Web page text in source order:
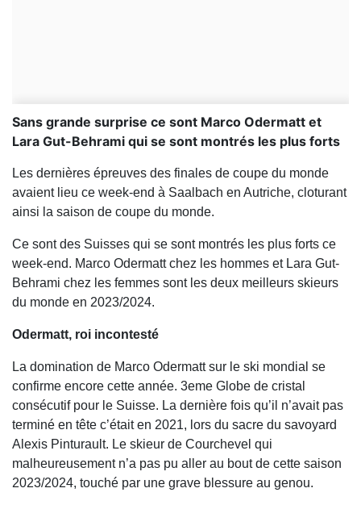
Sans grande surprise ce sont Marco Odermatt et
Lara Gut-Behrami qui se sont montrés les plus forts
Les dernières épreuves des finales de coupe du monde
avaient lieu ce week-end à Saalbach en Autriche, cloturant
ainsi la saison de coupe du monde.
Ce sont des Suisses qui se sont montrés les plus forts ce
week-end. Marco Odermatt chez les hommes et Lara Gut-
Behrami chez les femmes sont les deux meilleurs skieurs
du monde en 2023/2024.
Odermatt, roi incontesté
La domination de Marco Odermatt sur le ski mondial se
confirme encore cette année. 3eme Globe de cristal
consécutif pour le Suisse. La dernière fois qu’il n’avait pas
terminé en tête c’était en 2021, lors du sacre du savoyard
Alexis Pinturault. Le skieur de Courchevel qui
malheureusement n’a pas pu aller au bout de cette saison
2023/2024, touché par une grave blessure au genou.